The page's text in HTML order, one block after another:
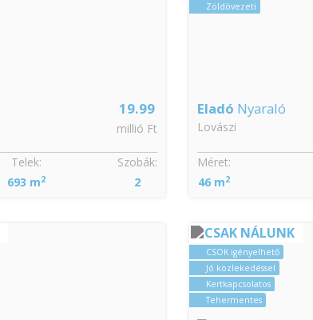
19.99
millió Ft
Szobák:
2
Telek:
693 m2
Zöldövezeti
Eladó Nyaraló
Lovászi
Méret:
46 m2
CSAK NÁLUNK
CSOK igényelhető
Jó közlekedéssel
Kertkapcsolatos
Tehermentes